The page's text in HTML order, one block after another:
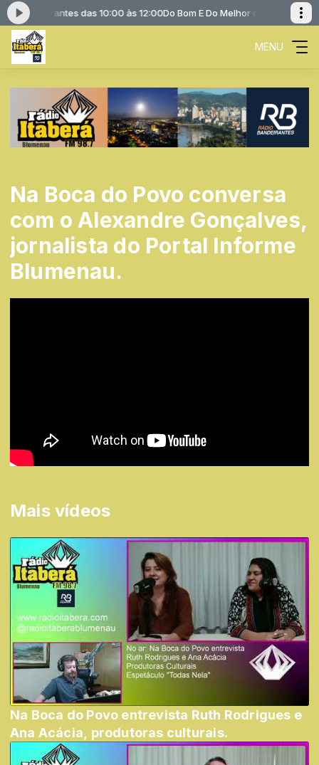
Bandeirantes das 10:00 às 12:00Do Bom E Do Melhor com Rádio
MENU
Na Boca do Povo conversa
com o Alexandre Gonçalves,
jornalista do Portal Informe
Blumenau.
Mais vídeos
Na Boca do Povo entrevista Ruth Rodrigues e
Ana Acácia, produtoras culturais.